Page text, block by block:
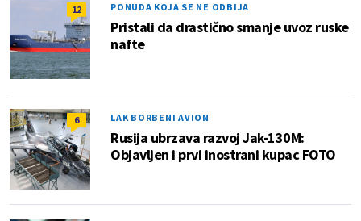
12 PONUDA KOJA SE NE ODBIJA
Pristali da drastično smanje uvoz ruske
nafte
6 LAK BORBENI AVION
Rusija ubrzava razvoj Jak-130M:
Objavljen i prvi inostrani kupac FOTO